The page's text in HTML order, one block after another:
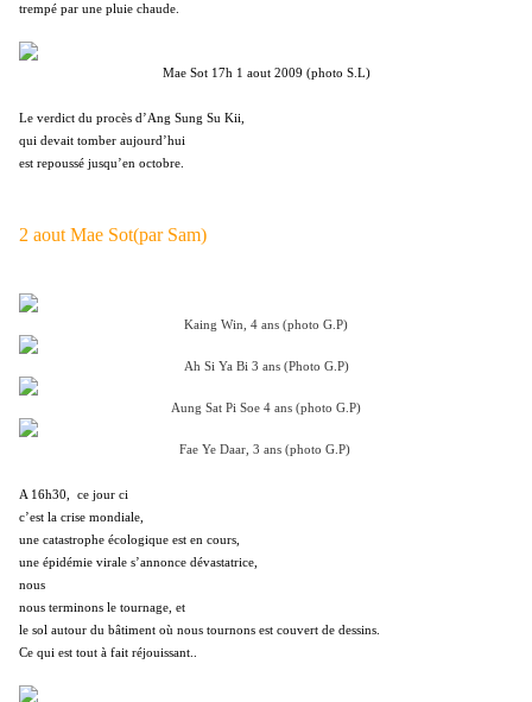
trempé par une pluie chaude.
Mae Sot 17h 1 aout 2009 (photo S.L)
Le verdict du procès d’Ang Sung Su Kii,
qui devait tomber aujourd’hui
est repoussé jusqu’en octobre.
2 aout Mae Sot(par Sam)
Kaing Win, 4 ans (photo G.P)
Ah Si Ya Bi 3 ans (Photo G.P)
Aung Sat Pi Soe 4 ans (photo G.P)
Fae Ye Daar, 3 ans (photo G.P)
A 16h30, ce jour ci
c’est la crise mondiale,
une catastrophe écologique est en cours,
une épidémie virale s’annonce dévastatrice,
nous
nous terminons le tournage, et
le sol autour du bâtiment où nous tournons est couvert de dessins.
Ce qui est tout à fait réjouissant..